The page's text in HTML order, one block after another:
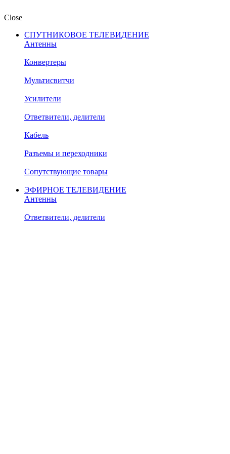
Close
СПУТНИКОВОЕ ТЕЛЕВИДЕНИЕ
Антенны
Конвертеры
Мультисвитчи
Усилители
Ответвители, делители
Кабель
Разъемы и переходники
Сопутствующие товары
ЭФИРНОЕ ТЕЛЕВИДЕНИЕ
Антенны
Ответвители, делители